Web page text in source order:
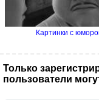
Картинки с
Только
пользователи